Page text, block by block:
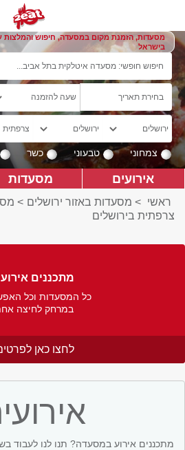
מסעדות, הזמנת מקום במסעדה, חיפוש והמלצות
בישראל
צמחוני טבעוני כשר
אירועים מסעדות
ראשי > מסעדות באזור ירושלים >
צרפתית בירושלים
מתכננים
כל המסעדות וכל
במרחק לחיצה
לחצו כאן
מתכננים אירוע במסעדה? תנו לנו לעבוד